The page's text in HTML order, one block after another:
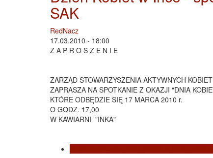
SAK
RedNacz
17.03.2010 - 18:00
Z A P R O S Z E N I E
ZARZĄD STOWARZYSZENIA AKTYWNYCH
ZAPRASZA NA SPOTKANIE Z OKAZJI "DNIA
KTÓRE ODBĘDZIE SIĘ 17 MARCA 2010 r.
O GODZ. 17,00
W KAWIARNI "INKA"